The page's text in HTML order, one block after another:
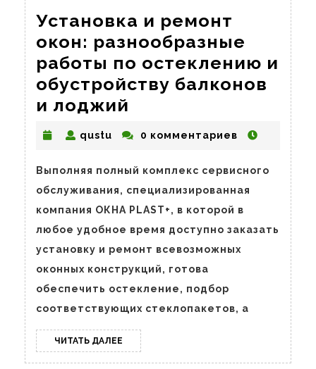
Установка и ремонт
окон: разнообразные
работы по остеклению и
обустройству балконов
и лоджий
ремонт
окон:
разнообразные
работы
по
остеклению
и
обустройству
балконов
и
лоджий
qustu qustu0 комментариев
Выполняя полный комплекс сервисного
обслуживания, специализированная
компания ОКНА PLAST+, в которой в
любое удобное время доступно заказать
установку и ремонт всевозможных
оконных конструкций, готова
обеспечить остекление, подбор
соответствующих стеклопакетов, а
ЧИТАТЬ ДАЛЕЕ ЧИТАТЬ
ДАЛЕЕ